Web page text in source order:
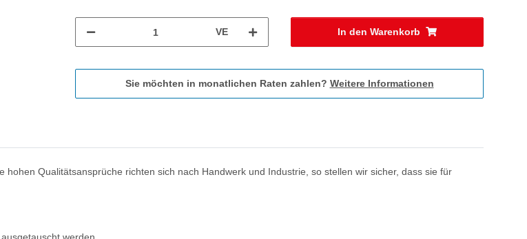
VE In den Warenkorb
Sie möchten in monatlichen Raten zahlen? Weitere Informationen
Qualitätsansprüche richten sich nach Handwerk und Industrie, so stellen wir sicher, dass sie für